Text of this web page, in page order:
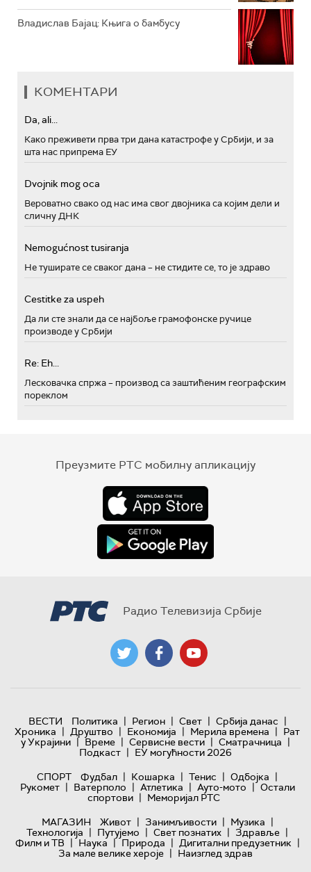
Владислав Бајац: Књига о бамбусу
КОМЕНТАРИ
Da, ali...
Како преживети прва три дана катастрофе у Србији, и за
шта нас припрема ЕУ
Dvojnik mog oca
Вероватно свако од нас има свог двојника са којим дели и
сличну ДНК
Nemogućnost tusiranja
Не туширате се сваког дана – не стидите се, то је здраво
Cestitke za uspeh
Да ли сте знали да се најбоље грамофонске ручице
производе у Србији
Re: Eh...
Лесковачка спржа – производ са заштићеним географским
пореклом
Преузмите РТС мобилну апликацију
Радио Телевизија Србије
ВЕСТИ Политика | Регион | Свет | Србија данас |
Хроника | Друштво | Економија | Мерила времена | Рат
у Украјини | Време | Сервисне вести | Сматрачница |
Подкаст | ЕУ могућности 2026
СПОРТ
Фудбал | Кошарка | Тенис | Одбојка |
Рукомет | Ватерполо | Атлетика | Ауто-мото | Остали
спортови | Меморијал РТС
МАГАЗИН
Живот | Занимљивости | Музика |
Технологијa | Путујемо | Свет познатих | Здравље |
Филм и ТВ | Наука | Природа | Дигитални предузетник |
За мале велике хероје | Наизглед здрав